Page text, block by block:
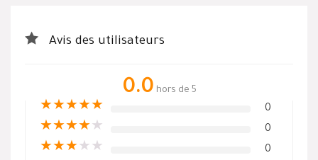
Avis des utilisateurs
0.0 hors de 5
★★★★★ 0
★★★★★ 0
★★★★ ★ 0